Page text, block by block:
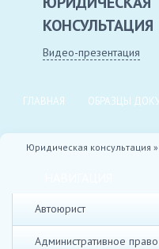
КОНСУЛЬТАЦИЯ
Видео-презентация
ГЛАВНАЯ ОБРАЗЦЫ
Юридическая консультация »
Автоюрист
Административное право